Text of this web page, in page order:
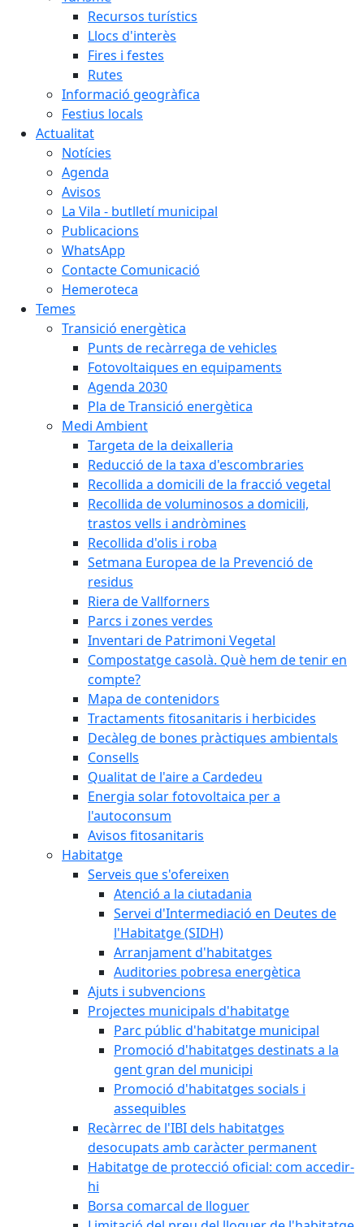
Recursos turístics
Llocs d'interès
Fires i festes
Rutes
Informació geogràfica
Festius locals
Actualitat
Notícies
Agenda
Avisos
La Vila - butlletí municipal
Publicacions
WhatsApp
Contacte Comunicació
Hemeroteca
Temes
Transició energètica
Punts de recàrrega de vehicles
Fotovoltaiques en equipaments
Agenda 2030
Pla de Transició energètica
Medi Ambient
Targeta de la deixalleria
Reducció de la taxa d'escombraries
Recollida a domicili de la fracció vegetal
Recollida de voluminosos a domicili,
trastos vells i andròmines
Recollida d'olis i roba
Setmana Europea de la Prevenció de
residus
Riera de Vallforners
Parcs i zones verdes
Inventari de Patrimoni Vegetal
Compostatge casolà. Què hem de tenir en
compte?
Mapa de contenidors
Tractaments fitosanitaris i herbicides
Decàleg de bones pràctiques ambientals
Consells
Qualitat de l'aire a Cardedeu
Energia solar fotovoltaica per a
l'autoconsum
Avisos fitosanitaris
Habitatge
Serveis que s'ofereixen
Atenció a la ciutadania
Servei d'Intermediació en Deutes de
l'Habitatge (SIDH)
Arranjament d'habitatges
Auditories pobresa energètica
Ajuts i subvencions
Projectes municipals d'habitatge
Parc públic d'habitatge municipal
Promoció d'habitatges destinats a la
gent gran del municipi
Promoció d'habitatges socials i
assequibles
Recàrrec de l'IBI dels habitatges
desocupats amb caràcter permanent
Habitatge de protecció oficial: com accedir-
hi
Borsa comarcal de lloguer